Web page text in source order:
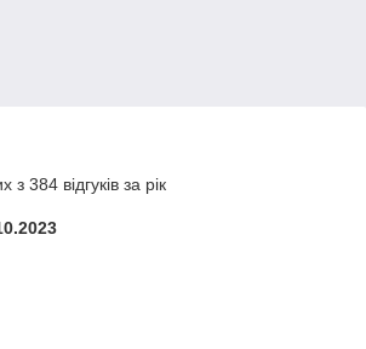
з 384 відгуків за рік